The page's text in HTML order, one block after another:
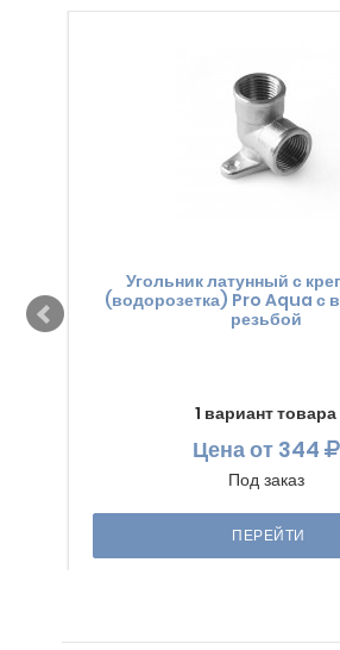
Угольник латунный с
(водорозетка) Pro Aqua с
резьбой
1 вариант товара
Ценаот 344
Под заказ
ПЕРЕЙТИ